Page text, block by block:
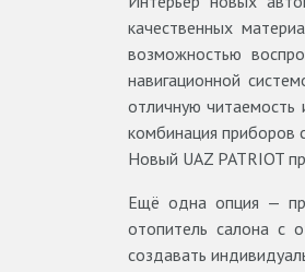
качественных
возможностью
навигационной
отличную читаемость
комбинация приборов
Новый UAZ PATRIOT
Ещё одна опция —
отопитель салона с
создавать